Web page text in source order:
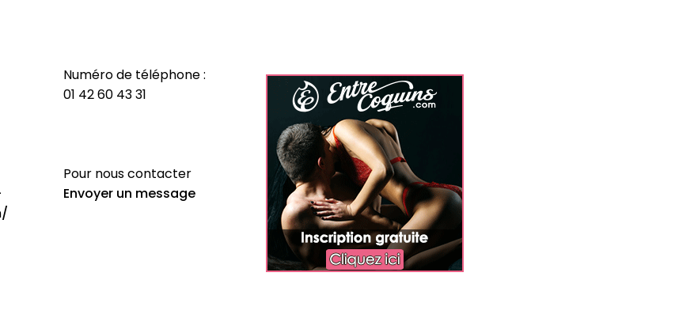
Numéro de téléphone :
01 42 60 43 31
Pour nous contacter
Envoyer un message